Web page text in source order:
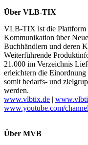
Über VLB-TIX
VLB-TIX ist die Plattform
Kommunikation über
Buchhändlern und deren
Weiterführende
21.000 im Verzeichnis
erleichtern die
somit bedarfs- und
werden.
www.vlbtix.de |
www.youtube.com/
Über MVB